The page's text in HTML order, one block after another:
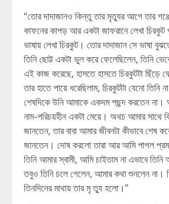
“তোর দাদাজানও কিন্তু তার মৃত্যুর আগে তার
কাফনের কাপড় আর একটা জাফরানে লেখা
ভাষায় লেখা চিরকুট। তোর দাদাজান সে ভাষা
তিনি ছোট্ট একটা ভুল করে ফেলেছিলেন, তিনি
এই কাজ করেছে, হাসতে হাসতে চিরকুটটা ছিঁড়ে
তার হাতে পায়ে ধরেছিলাম, চিরকুটটা যেনো তিনি
শেষদিকে উনি আমাকে একদম পছন্দ করতেন
নাম-পরিচয়হীন একটা মেয়ে। অথচ আমার সাথে
জানতেন, তার বাবা আমার জীবনটা কীভাবে শেষ
জানতেন। দোষ করলো তারা আর আমি পাগল
তিনি আমার স্বামী, আমি চাইতাম না এভাবে
তবুও তিনি চলে গেলেন, আমার কথা শুনলেন না।
তিনদিনের মাথায় তার মৃ ত্যু হলো।”